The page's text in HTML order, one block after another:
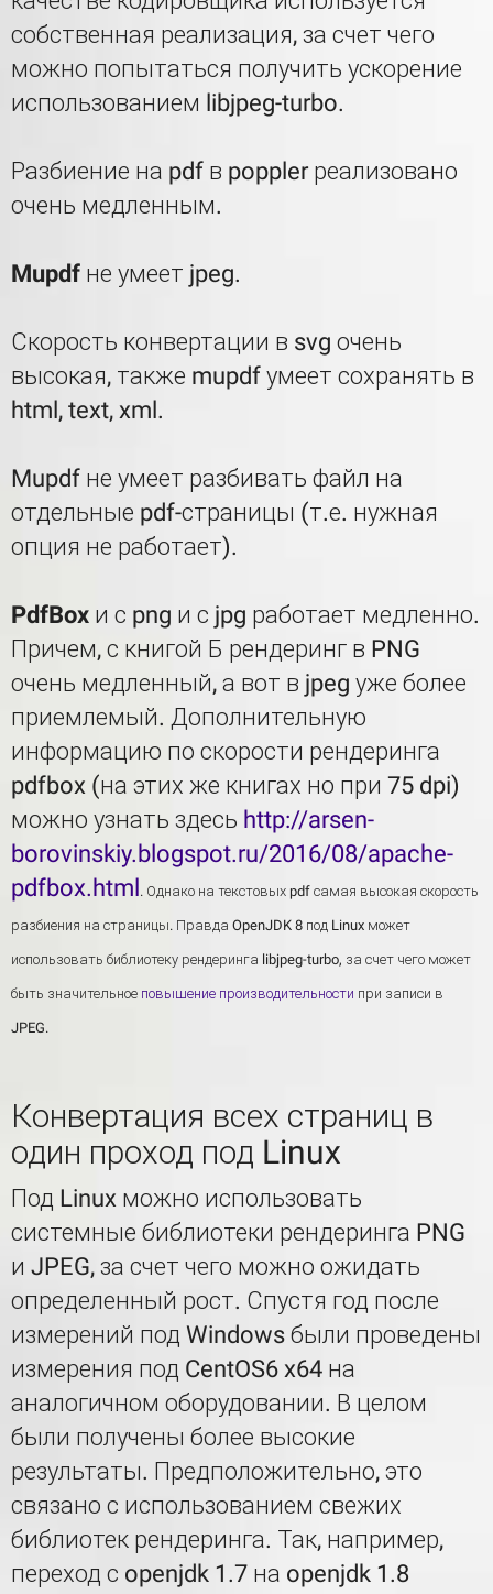
собственная реализация, за счет чего
можно попытаться получить ускорение
использованием libjpeg-turbo.
Разбиение на pdf в poppler реализовано
очень медленным.
Mupdf не умеет jpeg.
Скорость конвертации в svg очень
высокая, также mupdf умеет сохранять в
html, text, xml.
Mupdf не умеет разбивать файл на
отдельные pdf-страницы (т.е. нужная
опция не работает).
PdfBox и с png и с jpg работает медленно.
Причем, с книгой Б рендеринг в PNG
очень медленный, а вот в jpeg уже более
приемлемый. Дополнительную
информацию по скорости рендеринга
pdfbox (на этих же книгах но при 75 dpi)
можно узнать здесь http://arsen-
borovinskiy.blogspot.ru/2016/08/apache-
pdfbox.html. Однако на текстовых pdf самая высокая скорость
разбиения на страницы. Правда OpenJDK 8 под Linux может
использовать библиотеку рендеринга libjpeg-turbo, за счет чего может
быть значительное повышение производительности при записи в
JPEG.
Конвертация всех страниц в
один проход под Linux
Под Linux можно использовать
системные библиотеки рендеринга PNG
и JPEG, за счет чего можно ожидать
определенный рост. Спустя год после
измерений под Windows были проведены
измерения под CentOS6 x64 на
аналогичном оборудовании. В целом
были получены более высокие
результаты. Предположительно, это
связано с использованием свежих
библиотек рендеринга. Так, например,
переход с openjdk 1.7 на openjdk 1.8